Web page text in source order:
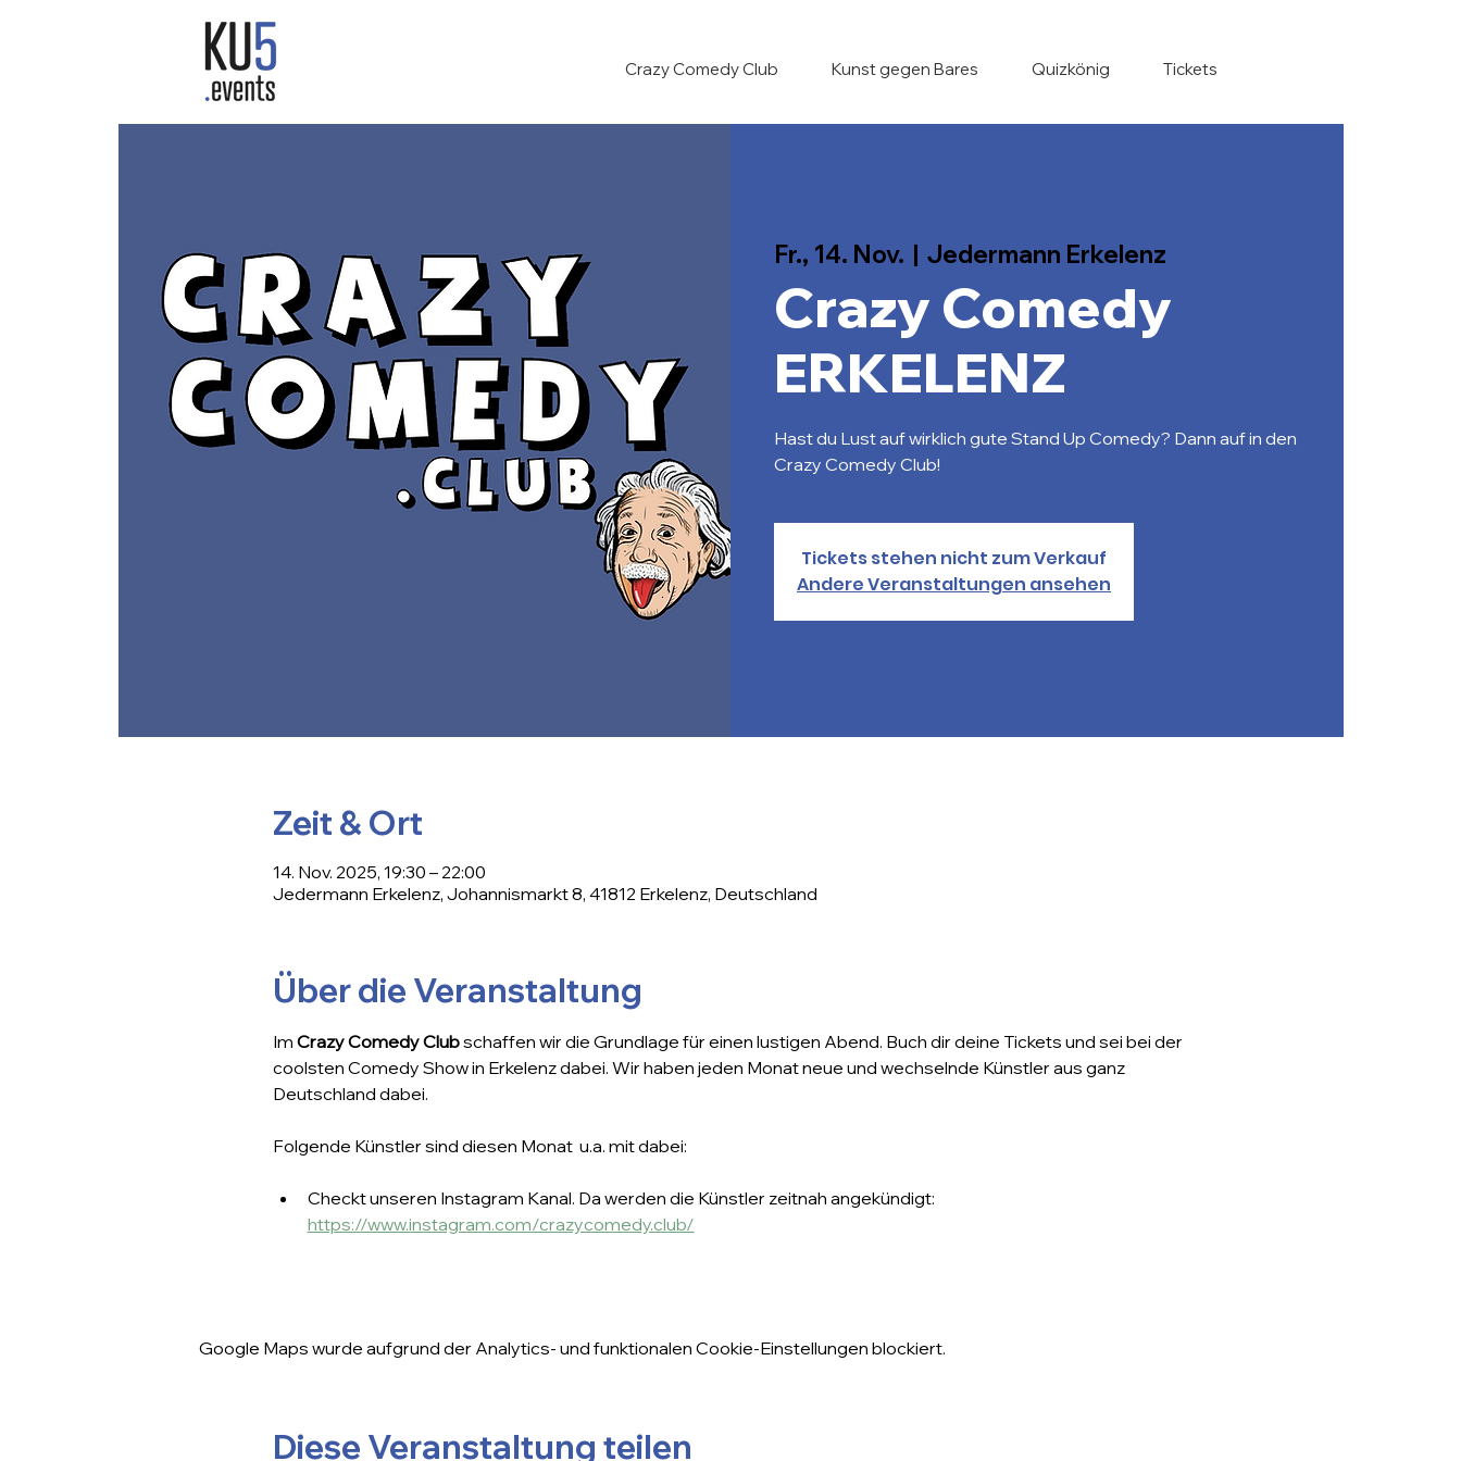
Crazy Comedy Club Kunst gegen Bares Quizkönig Tickets
Fr., 14. Nov.
  |
Jedermann Erkelenz
Crazy Comedy
ERKELENZ
Hast du Lust auf wirklich gute Stand Up Comedy? Dann auf in den
Crazy Comedy Club!
Tickets stehen nicht zum Verkauf
Andere Veranstaltungen ansehen
Zeit & Ort
14. Nov. 2025, 19:30 – 22:00
Jedermann Erkelenz, Johannismarkt 8, 41812 Erkelenz, Deutschland
Über die Veranstaltung
Im Crazy Comedy Club schaffen wir die Grundlage für einen lustigen Abend. Buch dir deine Tickets und sei bei der
coolsten Comedy Show in Erkelenz dabei. Wir haben jeden Monat neue und wechselnde Künstler aus ganz
Deutschland dabei.
Folgende Künstler sind diesen Monat  u.a. mit dabei:
Checkt unseren Instagram Kanal. Da werden die Künstler zeitnah angekündigt:
https://www.instagram.com/crazycomedy.club/
Google Maps wurde aufgrund der Analytics- und funktionalen Cookie-Einstellungen blockiert.
Diese Veranstaltung teilen